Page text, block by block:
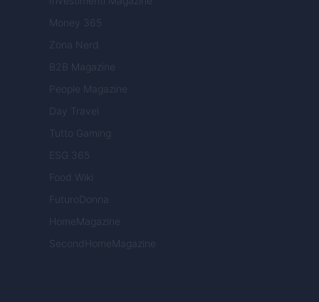
Money 365
Zona Nerd
B2B Magazine
People Magazine
Day Travel
Tutto Gaming
ESG 365
Food Wiki
FuturoDonna
HomeMagazine
SecondHomeMagazine